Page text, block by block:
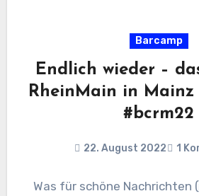
Barcamp
Endlich wieder –
RheinMain in Mainz
#bcrm22
22. August 2022 1
Was für schöne Nachrichten